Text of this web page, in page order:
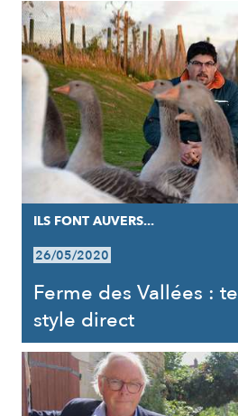
ILS FONT AUVERS...
26/05/2020
Ferme des Vallées :
style direct